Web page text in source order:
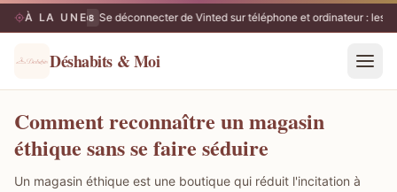
À LA UNE
08/08 Se déconnecter de Vinted sur téléphone et ordinateur : les
Déshabits & Moi
Comment reconnaître un magasin
éthique sans se faire séduire
Un magasin éthique est une boutique qui réduit l'incitation à